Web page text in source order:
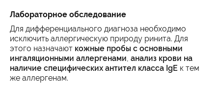
Лабораторное обследование
Для дифференциального диагноза необходимо
исключить аллергическую природу ринита. Для
этого назначают кожные пробы с основными
ингаляционными аллергенами, анализ крови на
наличие специфических антител класса IgE к тем
же аллергенам.